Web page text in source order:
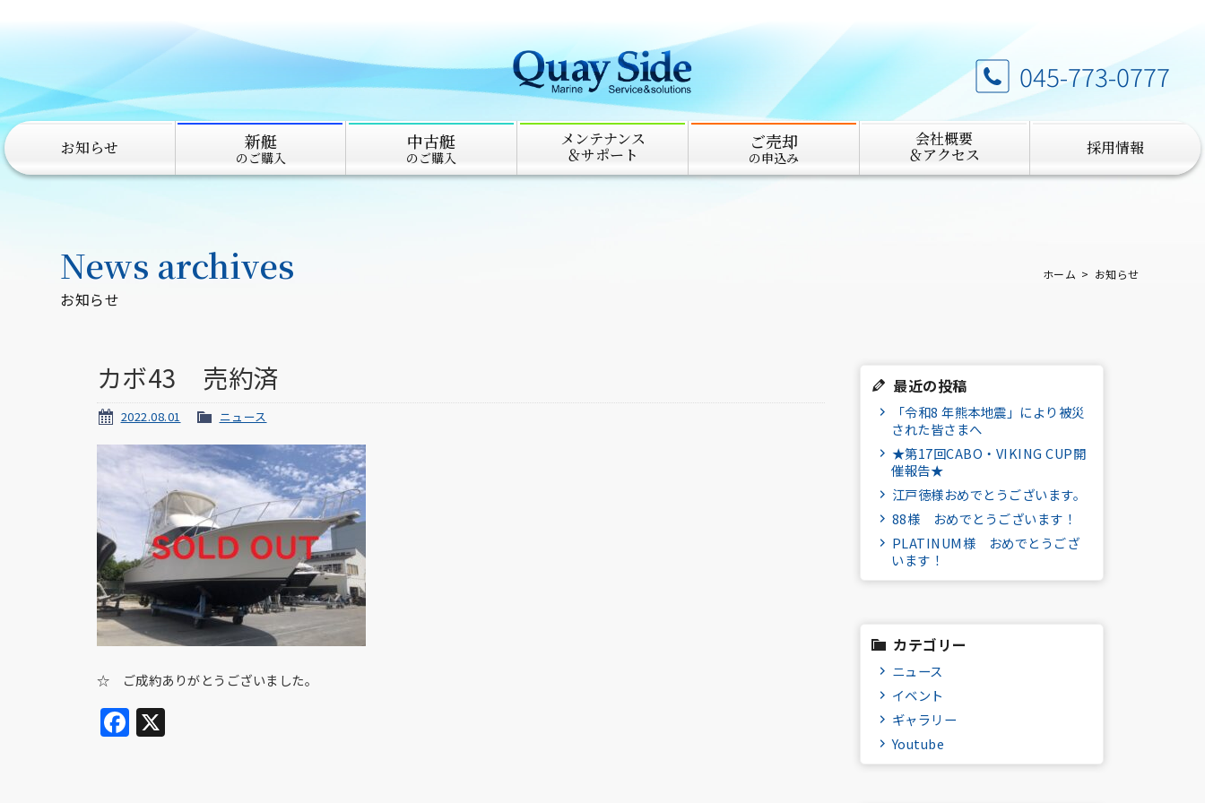
045-773-0777
お知らせ 新艇
のご購入
中古艇
のご購入
メンテナンス
＆サポート
ご売却
の申込み
会社概要
＆アクセス 採用情報
お知らせ
News archives ホーム お知らせ
カボ43 売約済
2022.08.01 ニュース
☆ ご成約ありがとうございました。
Facebook
X
最近の投稿
「令和8 年熊本地震」により被災
された皆さまへ
★第17回CABO・VIKING CUP開
催報告★
江戸徳様おめでとうございます。
88様 おめでとうございます！
PLATINUM様 おめでとうござ
います！
カテゴリー
ニュース
イベント
ギャラリー
Youtube